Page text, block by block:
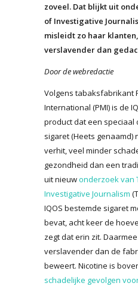
zoveel. Dat blijkt uit
of Investigative
misleidt zo haar
verslavender dan
Door de webredactie
Volgens tabaksfabrikant
International (PMI) is de
product dat een
sigaret (Heets
verhit, veel minder
gezondheid dan een
uit nieuwonderzoek van
Investigative Journalism
IQOS bestemde sigaret
bevat, acht keer de
zegt dat erin zit.
verslavender dan de
beweert. Nicotine is
schadelijke gevolgen